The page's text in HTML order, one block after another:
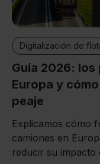
Digitalización de
Guía 2026: los
Europa y
peaje
Explicamos cómo
camiones en
reducir su impacto